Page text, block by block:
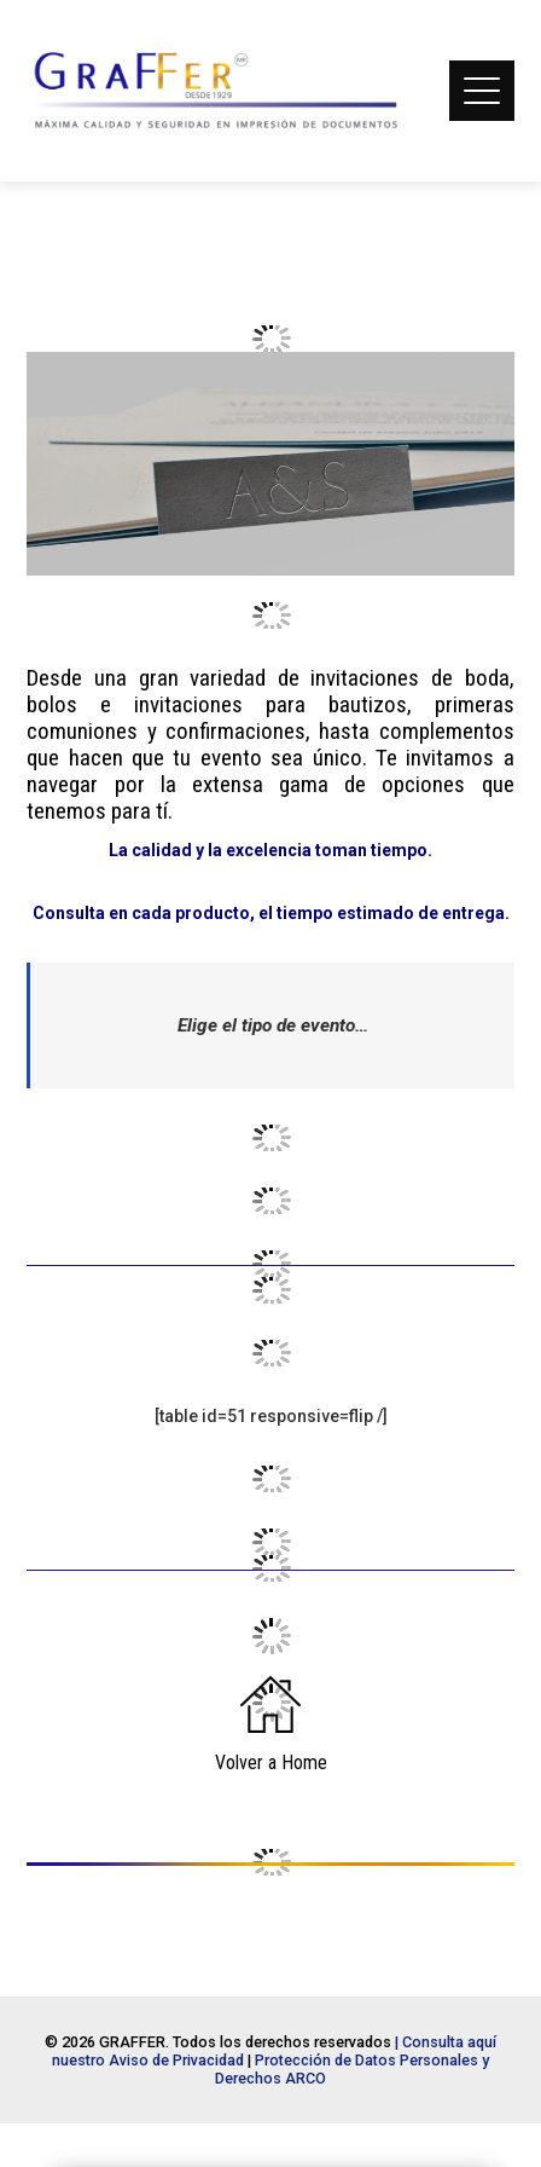
Desde una gran variedad de invitaciones de boda,
bolos e invitaciones para bautizos, primeras
comuniones y confirmaciones, hasta complementos
que hacen que tu evento sea único. Te invitamos a
navegar por la extensa gama de opciones que
tenemos para tí.
La calidad y la excelencia toman tiempo.
Consulta en cada producto, el tiempo estimado de entrega.
Elige el tipo de evento…
[table id=51 responsive=flip /]
Volver a Home
© 2026 GRAFFER. Todos los derechos reservados | Consulta aquí
nuestro Aviso de Privacidad | Protección de Datos Personales y
Derechos ARCO